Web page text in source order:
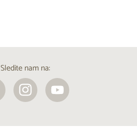
Sledite nam na: